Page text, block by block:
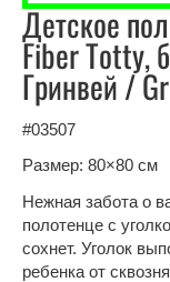
Детское
Fiber Totty,
Гринвей /
#03507
Размер: 80×80 см
Нежная забота о
полотенце с
сохнет. Уголок
ребенка от